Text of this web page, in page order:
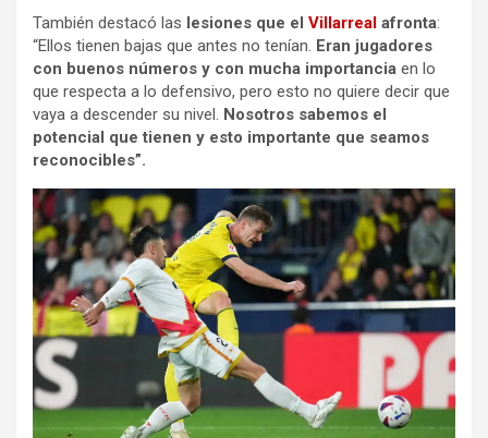
También destacó las lesiones que el Villarreal afronta:
“Ellos tienen bajas que antes no tenían. Eran jugadores
con buenos números y con mucha importancia en lo
que respecta a lo defensivo, pero esto no quiere decir que
vaya a descender su nivel. Nosotros sabemos el
potencial que tienen y esto importante que seamos
reconocibles”.